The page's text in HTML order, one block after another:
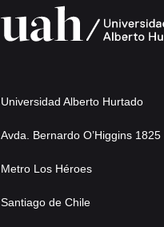
Universidad Alberto Hurtado
Avda. Bernardo O’Higgins 1825
Metro Los Héroes
Santiago de Chile